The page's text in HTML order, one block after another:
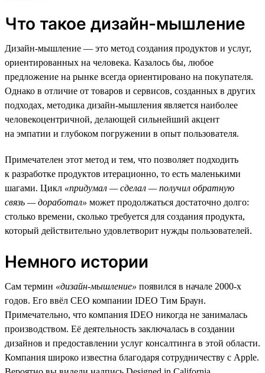
Что такое дизайн-мышление
Дизайн-мышление — это метод создания продуктов и услуг,
ориентированных на человека. Казалось бы, любое
предложение на рынке всегда ориентировано на покупателя.
Однако в отличие от товаров и сервисов, созданных в других
подходах, методика дизайн-мышления является наиболее
человекоцентричной, делающей сильнейший акцент
на эмпатии и глубоком погружении в опыт пользователя.
Примечателен этот метод и тем, что позволяет подходить
к разработке продуктов итерационно, то есть маленькими
шагами. Цикл «придумал — сделал — получил обратную
связь — доработал» может продолжаться достаточно долго:
столько времени, сколько требуется для создания продукта,
который действительно удовлетворит нужды пользователей.
Немного истории
Сам термин «дизайн-мышление» появился в начале 2000-х
годов. Его ввёл СЕО компании IDEO Тим Браун.
Примечательно, что компания IDEO никогда не занималась
производством. Её деятельность заключалась в создании
дизайнов и предоставлении услуг консалтинга в этой области.
Компания широко известна благодаря сотрудничеству с Apple.